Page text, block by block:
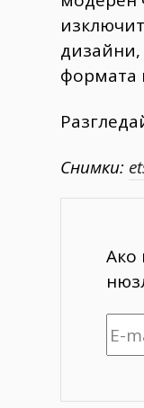
дизайни,
формата
Снимки:
Ако